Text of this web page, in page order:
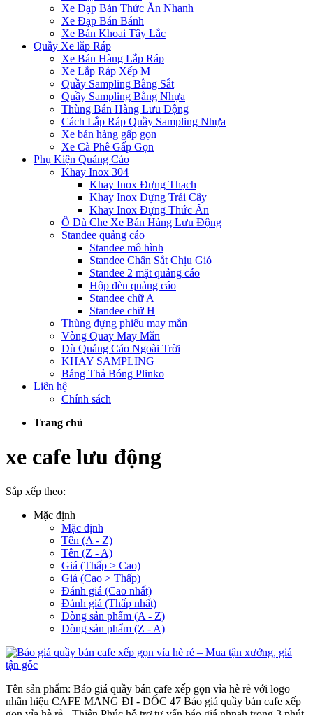
Xe Đạp Bán Thức Ăn Nhanh
Xe Đạp Bán Bánh
Xe Bán Khoai Tây Lắc
Quầy Xe lắp Ráp
Xe Bán Hàng Lắp Ráp
Xe Lắp Ráp Xếp M
Quầy Sampling Bằng Sắt
Quầy Sampling Bằng Nhựa
Thùng Bán Hàng Lưu Động
Cách Lắp Ráp Quầy Sampling Nhựa
Xe bán hàng gấp gọn
Xe Cà Phê Gấp Gọn
Phụ Kiện Quảng Cáo
Khay Inox 304
Khay Inox Đựng Thạch
Khay Inox Đựng Trái Cây
Khay Inox Đựng Thức Ăn
Ô Dù Che Xe Bán Hàng Lưu Động
Standee quảng cáo
Standee mô hình
Standee Chân Sắt Chịu Gió
Standee 2 mặt quảng cáo
Hộp đèn quảng cáo
Standee chữ A
Standee chữ H
Thùng đựng phiếu may mắn
Vòng Quay May Mắn
Dù Quảng Cáo Ngoài Trời
KHAY SAMPLING
Bảng Thả Bóng Plinko
Liên hệ
Chính sách
Trang chủ
xe cafe lưu động
Sắp xếp theo:
Mặc định
Mặc định
Tên (A - Z)
Tên (Z - A)
Giá (Thấp > Cao)
Giá (Cao > Thấp)
Đánh giá (Cao nhất)
Đánh giá (Thấp nhất)
Dòng sản phẩm (A - Z)
Dòng sản phẩm (Z - A)
Tên sản phẩm: Báo giá quầy bán cafe xếp gọn vỉa hè rẻ với logo
nhãn hiệu CAFE MANG ĐI - DỐC 47 Báo giá quầy bán cafe xếp